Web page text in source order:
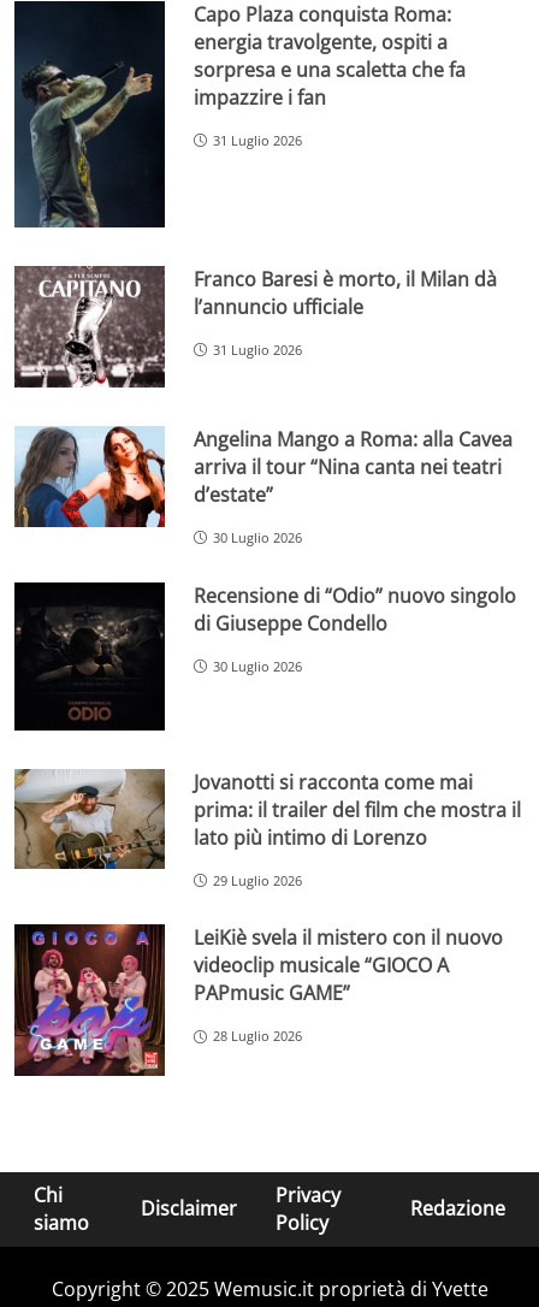
Capo Plaza conquista Roma:
energia travolgente, ospiti a
sorpresa e una scaletta che fa
impazzire i fan
31 Luglio 2026
Franco Baresi è morto, il Milan dà
l’annuncio ufficiale
31 Luglio 2026
Angelina Mango a Roma: alla Cavea
arriva il tour “Nina canta nei teatri
d’estate”
30 Luglio 2026
Recensione di “Odio” nuovo singolo
di Giuseppe Condello
30 Luglio 2026
Jovanotti si racconta come mai
prima: il trailer del film che mostra il
lato più intimo di Lorenzo
29 Luglio 2026
LeiKiè svela il mistero con il nuovo
videoclip musicale “GIOCO A
PAPmusic GAME”
28 Luglio 2026
Chi
siamo
Disclaimer
Privacy
Policy
Redazione
Copyright © 2025 Wemusic.it proprietà di Yvette